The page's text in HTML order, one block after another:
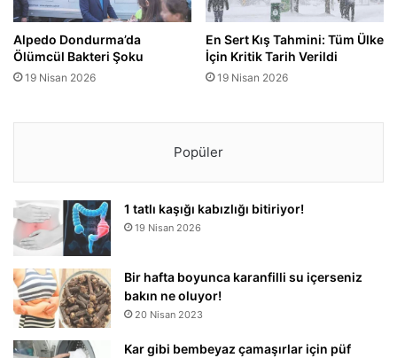
Alpedo Dondurma’da
Ölümcül Bakteri Şoku
19 Nisan 2026
En Sert Kış Tahmini: Tüm Ülke
İçin Kritik Tarih Verildi
19 Nisan 2026
Popüler
1 tatlı kaşığı kabızlığı bitiriyor!
19 Nisan 2026
Bir hafta boyunca karanfilli su içerseniz
bakın ne oluyor!
20 Nisan 2023
Kar gibi bembeyaz çamaşırlar için püf